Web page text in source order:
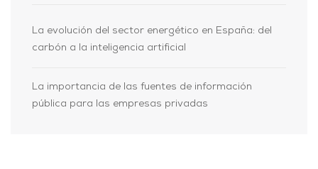
La evolución del sector energético en España: del
carbón a la inteligencia artificial
La importancia de las fuentes de información
pública para las empresas privadas